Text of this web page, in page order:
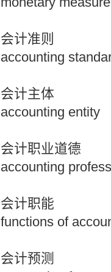
会计准则
accounting
会计主体
accounting entity
会计职业道德
accounting
会计职能
functions of
会计预测